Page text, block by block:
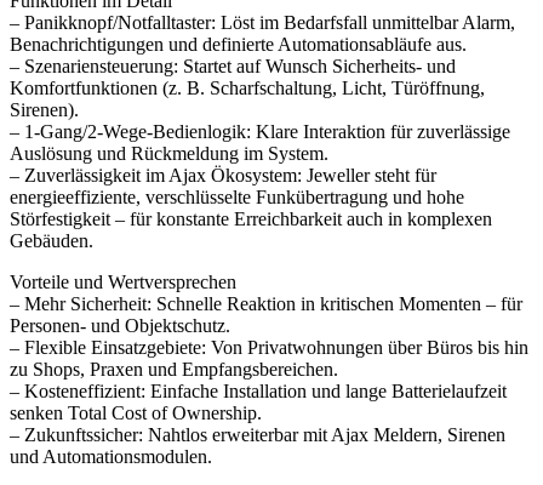
– Panikknopf/Notfalltaster: Löst im Bedarfsfall unmittelbar Alarm,
Benachrichtigungen und definierte Automationsabläufe aus.
– Szenariensteuerung: Startet auf Wunsch Sicherheits- und
Komfortfunktionen (z. B. Scharfschaltung, Licht, Türöffnung,
Sirenen).
– 1-Gang/2-Wege-Bedienlogik: Klare Interaktion für zuverlässige
Auslösung und Rückmeldung im System.
– Zuverlässigkeit im Ajax Ökosystem: Jeweller steht für
energieeffiziente, verschlüsselte Funkübertragung und hohe
Störfestigkeit – für konstante Erreichbarkeit auch in komplexen
Gebäuden.
Vorteile und Wertversprechen
– Mehr Sicherheit: Schnelle Reaktion in kritischen Momenten – für
Personen- und Objektschutz.
– Flexible Einsatzgebiete: Von Privatwohnungen über Büros bis hin
zu Shops, Praxen und Empfangsbereichen.
– Kosteneffizient: Einfache Installation und lange Batterielaufzeit
senken Total Cost of Ownership.
– Zukunftssicher: Nahtlos erweiterbar mit Ajax Meldern, Sirenen
und Automationsmodulen.